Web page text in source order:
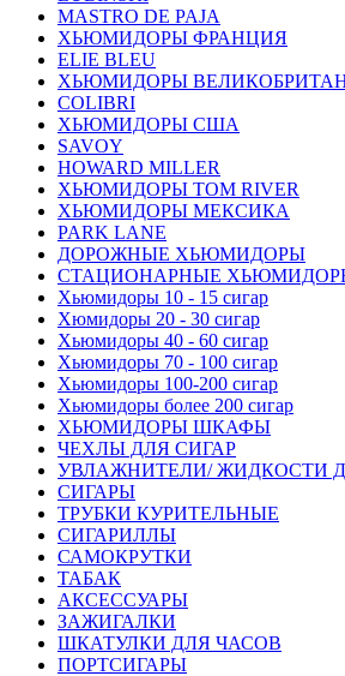
MASTRO DE PAJA
ХЬЮМИДОРЫ ФРАНЦИЯ
ELIE BLEU
ХЬЮМИДОРЫ
COLIBRI
ХЬЮМИДОРЫ США
SAVOY
HOWARD MILLER
ХЬЮМИДОРЫ TOM RIVER
ХЬЮМИДОРЫ МЕКСИКА
PARK LANE
ДОРОЖНЫЕ ХЬЮМИДОРЫ
СТАЦИОНАРНЫЕ
Хьюмидоры 10 - 15 сигар
Хюмидоры 20 - 30 сигар
Хьюмидоры 40 - 60 сигар
Хьюмидоры 70 - 100 сигар
Хьюмидоры 100-200 сигар
Хьюмидоры более 200 сигар
ХЬЮМИДОРЫ ШКАФЫ
ЧЕХЛЫ ДЛЯ СИГАР
УВЛАЖНИТЕЛИ/ ЖИДКОСТИ
СИГАРЫ
ТРУБКИ КУРИТЕЛЬНЫЕ
СИГАРИЛЛЫ
САМОКРУТКИ
ТАБАК
АКСЕССУАРЫ
ЗАЖИГАЛКИ
ШКАТУЛКИ ДЛЯ ЧАСОВ
ПОРТСИГАРЫ